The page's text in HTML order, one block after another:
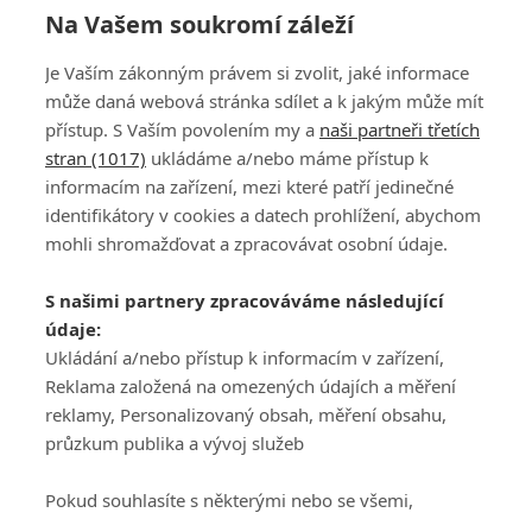
PŘIHLÁSIT
REGISTROVAT
DISKUZE
Šéfredaktorkou webu jePetr Slavík, e-mailserialy@fandimefilmu.cz
Máte-li zájem o inzerci na našem webu napište nám na e-mail
studio@koncal.com
Ochrana osobních údajů|Zásady používání cookies |Pravidla webu
Upravit nastavení soukromí
Na Vašem soukromí záleží
Je Vaším zákonným právem si zvolit, jaké informace
může daná webová stránka sdílet a k jakým může mít
přístup. S Vaším povolením my a naši partneři třetích
stran (1017) ukládáme a/nebo máme přístup k
informacím na zařízení, mezi které patří jedinečné
identifikátory v cookies a datech prohlížení, abychom
mohli shromažďovat a zpracovávat osobní údaje.
S našimi partnery zpracováváme následující
údaje:
Ukládání a/nebo přístup k informacím v zařízení,
Reklama založená na omezených údajích a měření
reklamy, Personalizovaný obsah, měření obsahu,
průzkum publika a vývoj služeb
Pokud souhlasíte s některými nebo se všemi,